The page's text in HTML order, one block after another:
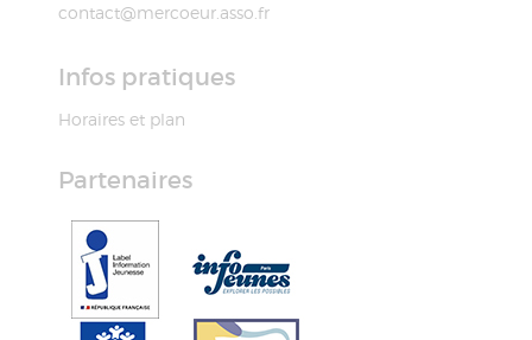
contact@mercoeur.asso.fr
Infos pratiques
Horaires et plan
Partenaires